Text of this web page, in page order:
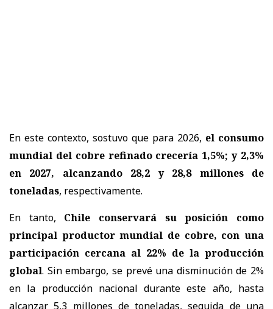
En este contexto, sostuvo que para 2026, el consumo
mundial del cobre refinado crecería 1,5%; y 2,3%
en 2027, alcanzando 28,2 y 28,8 millones de
toneladas, respectivamente.
En tanto, Chile conservará su posición como
principal productor mundial de cobre, con una
participación cercana al 22% de la producción
global. Sin embargo, se prevé una disminución de 2%
en la producción nacional durante este año, hasta
alcanzar 5,3 millones de toneladas, seguida de una